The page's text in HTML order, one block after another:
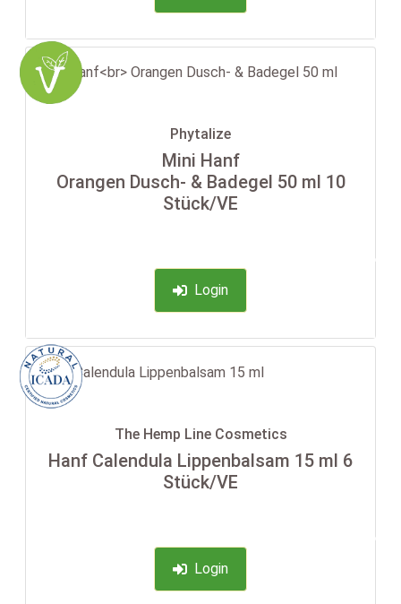
Phytalize
Mini Hanf
Orangen Dusch- & Badegel 50 ml 10
Stück/VE
Login
-35%
The Hemp Line Cosmetics
Hanf Calendula Lippenbalsam 15 ml 6
Stück/VE
Login
-35%